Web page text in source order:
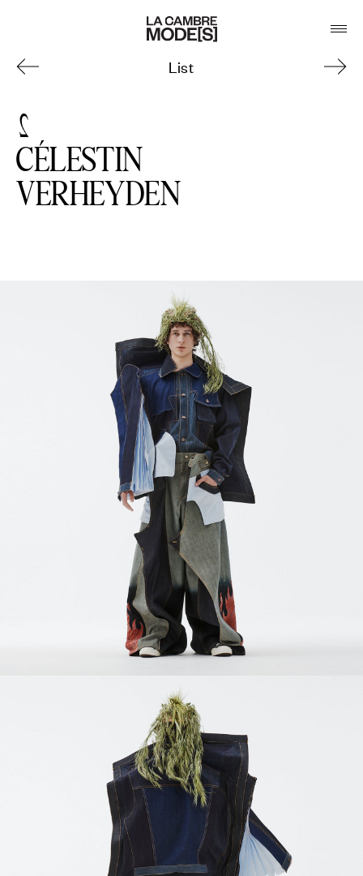
List
2
CÉLESTIN
VERHEYDEN